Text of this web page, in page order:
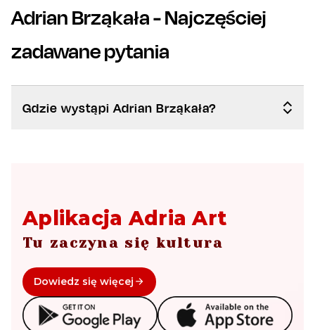
Adrian Brząkała- Najczęściej
zadawane pytania
Gdzie wystąpi Adrian Brząkała?
Aplikacja Adria Art
Tu zaczyna się kultura
Dowiedz się więcej